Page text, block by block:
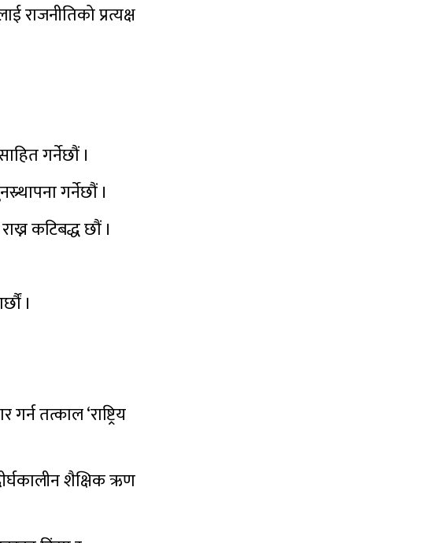
राजनीतिको प्रत्यक्ष
गर्नेछौं ।
गर्नेछौं ।
कटिबद्ध छौं ।
।
तत्काल ‘राष्ट्रिय
शैक्षिक ऋण